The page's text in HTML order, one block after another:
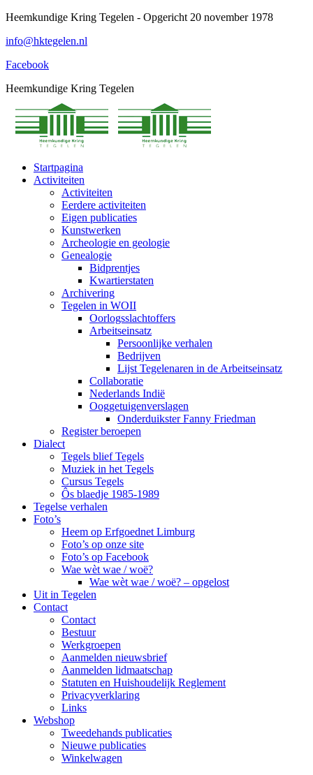
Spring
content
Heemkundige Kring Tegelen - Opgericht 20 november 1978
info@hktegelen.nl
Facebook
Heemkundige Kring Tegelen
Startpagina
Activiteiten
Activiteiten
Eerdere activiteiten
Eigen publicaties
Kunstwerken
Archeologie en geologie
Genealogie
Bidprentjes
Kwartierstaten
Archivering
Tegelen in WOII
Oorlogsslachtoffers
Arbeitseinsatz
Persoonlijke verhalen
Bedrijven
Lijst Tegelenaren in de Arbeitseinsatz
Collaboratie
Nederlands Indië
Ooggetuigenverslagen
Onderduikster Fanny Friedman
Register beroepen
Dialect
Tegels blief Tegels
Muziek in het Tegels
Cursus Tegels
Ôs blaedje 1985-1989
Tegelse verhalen
Foto’s
Heem op Erfgoednet Limburg
Foto’s op onze site
Foto’s op Facebook
Wae wèt wae / woë?
Wae wèt wae / woë? – opgelost
Uit in Tegelen
Contact
Contact
Bestuur
Werkgroepen
Aanmelden nieuwsbrief
Aanmelden lidmaatschap
Statuten en Huishoudelijk Reglement
Privacyverklaring
Links
Webshop
Tweedehands publicaties
Nieuwe publicaties
Winkelwagen